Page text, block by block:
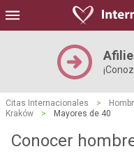
Citas Internacionales >
Kraków
> Mayores de 40
Conocer